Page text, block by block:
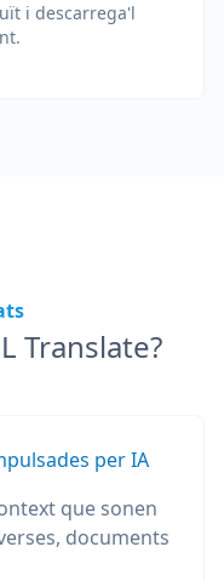
i descarrega'l
Translate?
per IA
que sonen
documents